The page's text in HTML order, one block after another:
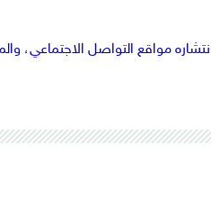
مواقع التواصل الاجتماعي،